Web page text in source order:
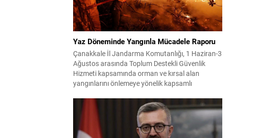
Yaz Döneminde Yangınla Mücadele Raporu
Çanakkale İl Jandarma Komutanlığı, 1 Haziran-3
Ağustos arasında Toplum Destekli Güvenlik
Hizmeti kapsamında orman ve kırsal alan
yangınlarını önlemeye yönelik kapsamlı
görev yapan 178 tim ve 742 personel, sahada
aktif olarak halkı bilinçlendirdi ve denetim
faaliyetleri gerçekleştirdi. Faaliyetler esnasında
bin 315 biçerdöver ve balya...